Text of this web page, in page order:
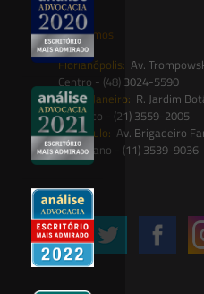
Onde estamos
Florianópolis: Av.
Centro - (48) 3024-5590
Rio de Janeiro: R. Jardim
Botânico - (21) 3559-2005
São Paulo: Av. Brigadeiro
Paulistano - (11) 3539-9036
Siga-nos